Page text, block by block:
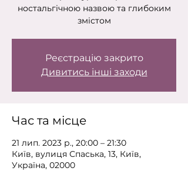
ностальгічною назвою та глибоким
змістом
Реєстрацію закрито
Дивитись інші заходи
Час та місце
21 лип. 2023 р., 20:00 – 21:30
Київ, вулиця Спаська, 13, Київ,
Україна, 02000